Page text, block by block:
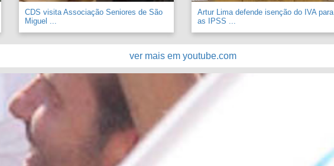
CDS visita Associação Seniores de São
Miguel ...
Artur Lima defende isenção do IVA para
as IPSS ...
ver mais em youtube.com